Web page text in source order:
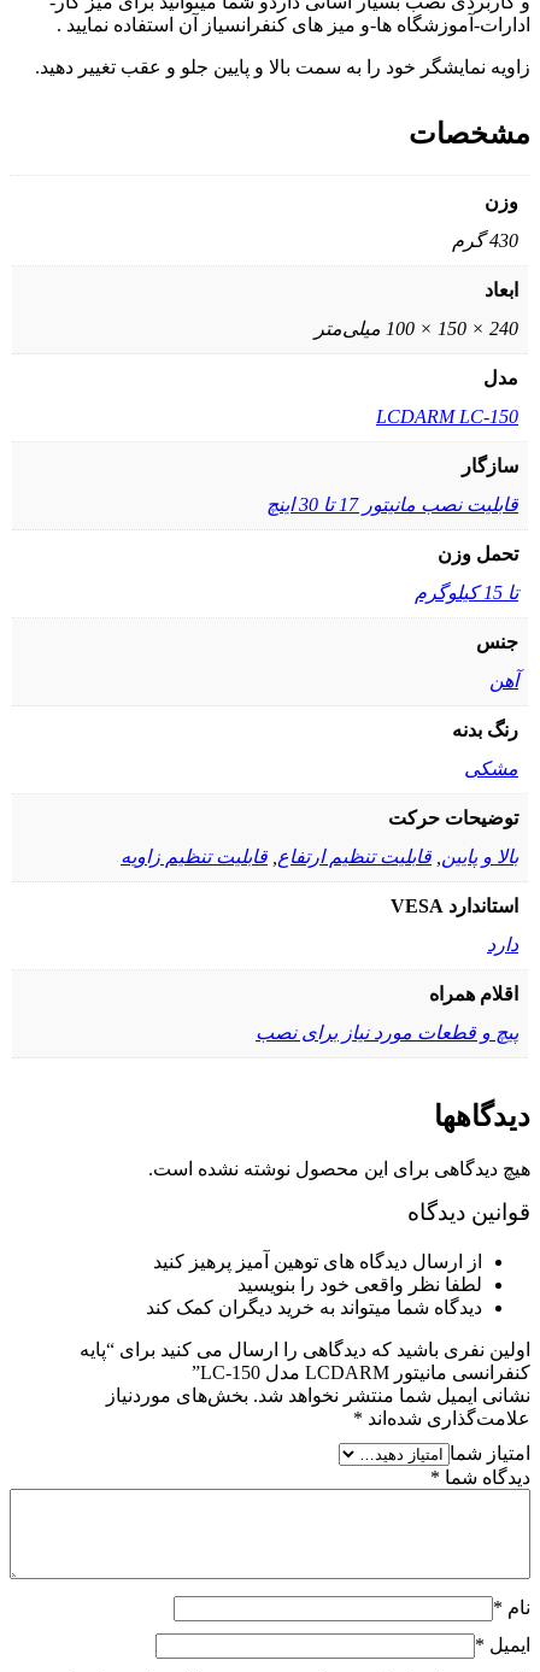
ادارات-آموزشگاه ها-و میز های کنفرانسیاز آن استفاده نمایید .
زاویه نمایشگر خود را به سمت بالا و پایین جلو و عقب تغییر دهید.
مشخصات
وزن
430 گرم
ابعاد
240 × 150 × 100 میلی‌متر
مدل
LCDARM LC-150
سازگار
قابلیت نصب مانیتور 17 تا 30 اینچ
تحمل وزن
تا 15 کیلوگرم
جنس
آهن
رنگ بدنه
مشکی
توضیحات حرکت
بالا و پایین قابلیت تنظیم ارتفاع قابلیت تنظیم زاویه
استاندارد VESA
دارد
اقلام همراه
پیچ و قطعات مورد نیاز برای نصب
دیدگاهها
هیچ دیدگاهی برای این محصول نوشته نشده است.
قوانین دیدگاه
از ارسال دیدگاه های توهین آمیز پرهیز کنید
لطفا نظر واقعی خود را بنویسید
دیدگاه شما میتواند به خرید دیگران کمک کند
اولین نفری باشید که دیدگاهی را ارسال می کنید برای “پایه
کنفرانسی مانیتور LCDARM مدل LC-150”
نشانی ایمیل شما منتشر نخواهد شد. بخش‌های موردنیاز
علامت‌گذاری شده‌اند *
امتیاز شما
دیدگاه شما *
نام *
ایمیل *